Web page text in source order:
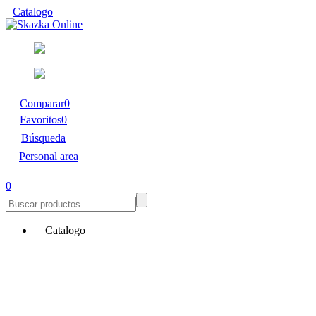
Catalogo
Comparar0
Favoritos0
Búsqueda
Personal area
0
Catalogo